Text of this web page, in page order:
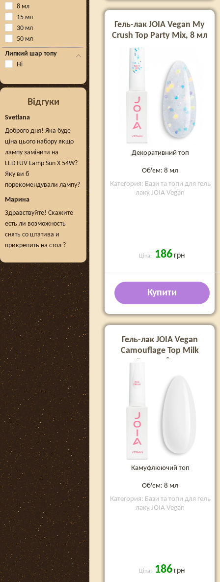
8 мл
15 мл
30 мл
50 мл
Липкий шар топу
Ні
Відгуки
Svetlana
Доброго дня! Яка буде
ціна цього набору якщо
лампу замінити на
LED+UV Lamp Sun X 54W?
Яку ви б
порекомендували лампу?
Марина
Здравствуйте! Скажите
есть ли возможность
снять со штатива и
прикрепить на стол ?
Гель-лак JOIA Vegan My
Crush Top Party Mix, 8 мл
Декоративний топ
Об'єм: 8 мл
Категория: Бази та топи для гель
лаку JOIA Vegan
Ціна: 186 грн
Купити
Гель-лак JOIA Vegan
Camouflage Top Milk
Dream, 8 мл
Камуфлюючий топ
Об'єм: 8 мл
Категория: Бази та топи для гель
лаку JOIA Vegan
Ціна: 186 грн